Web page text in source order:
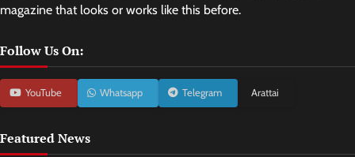
magazine that looks or works like this before.
Follow Us On:
YouTube Whatsapp Telegram Arattai
Featured News